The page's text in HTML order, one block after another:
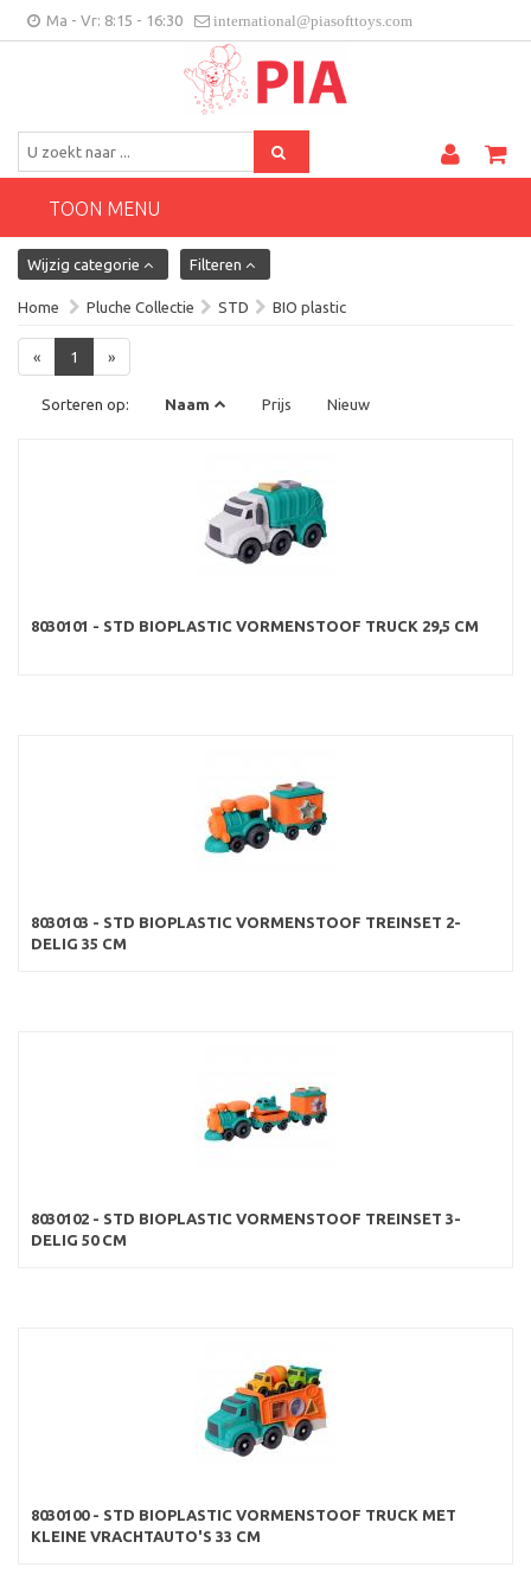
Ma - Vr: 8:15 - 16:30 international@piasofttoys.com
Klantenfeedback
BE/NL
TOON MENU
Wijzig categorie Filteren
Home Pluche Collectie STD BIO plastic
« 1 »
Sorteren op: Naam Prijs Nieuw
8030101 - STD BIOPLASTIC VORMENSTOOF TRUCK 29,5 CM
8030103 - STD BIOPLASTIC VORMENSTOOF TREINSET 2-
DELIG 35 CM
8030102 - STD BIOPLASTIC VORMENSTOOF TREINSET 3-
DELIG 50 CM
8030100 - STD BIOPLASTIC VORMENSTOOF TRUCK MET
KLEINE VRACHTAUTO'S 33 CM